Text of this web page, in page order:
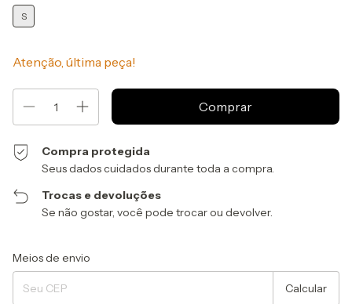
S
Atenção, última peça!
Compra protegida
Seus dados cuidados durante toda a compra.
Trocas e devoluções
Se não gostar, você pode trocar ou devolver.
Entregas para o CEP:
Meios de envio
Calcular